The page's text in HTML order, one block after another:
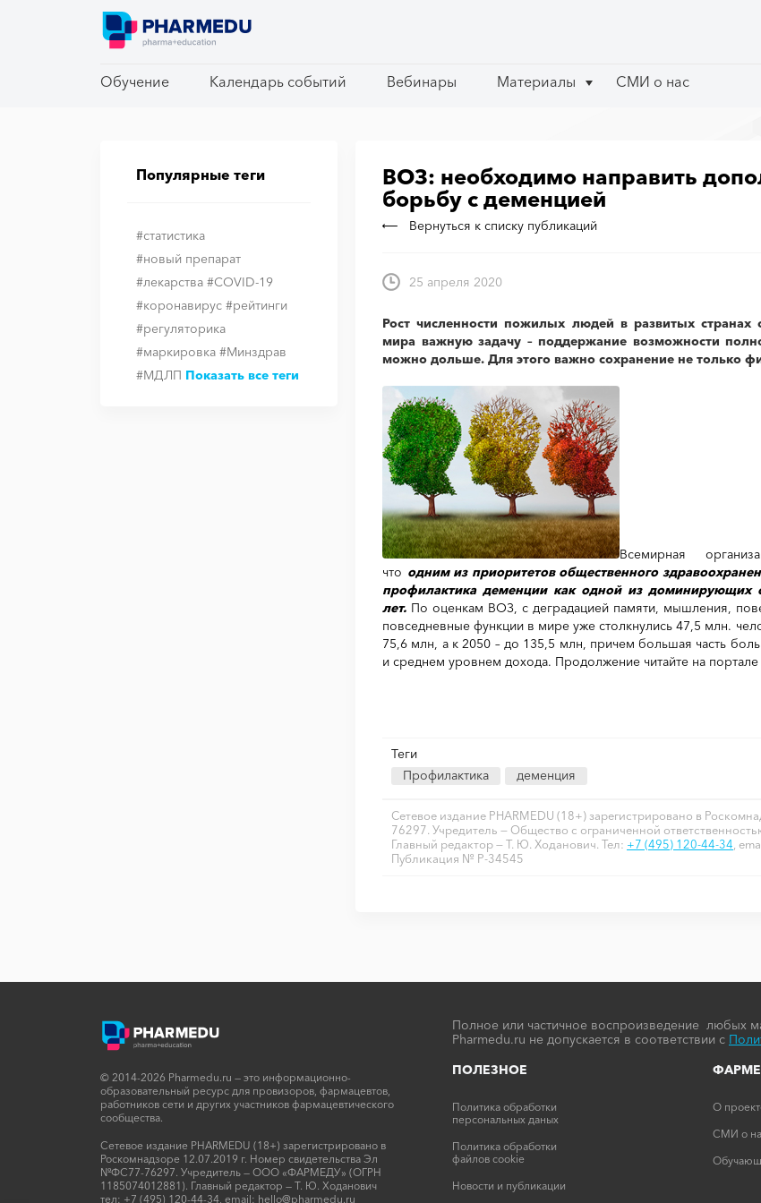
Обучение Календарь событий Вебинары Материалы СМИ о нас
Обучение Календарь событий Вебинары Материалы СМИ о нас
Популярные теги
#статистика
#новый препарат
#лекарства #COVID-19
#коронавирус #рейтинги
#регуляторика
#маркировка #Минздрав
#МДЛП Показать все теги
ВОЗ: необходимо направить
борьбу с деменцией
Вернуться к списку публикаций
25 апреля 2020
Рост численности пожилых людей в развитых странах
мира важную задачу – поддержание возможности
можно дольше. Для этого важно сохранение не только
Всемирная
что одним из приоритетов общественного
профилактика деменции как одной из
лет. По оценкам ВОЗ, с деградацией памяти, мышления,
повседневные функции в мире уже столкнулись 47,5 млн.
75,6 млн, а к 2050 – до 135,5 млн, причем большая часть
и среднем уровнем дохода. Продолжение читайте на портале
Теги
Профилактика
деменция
Сетевое издание PHARMEDU (18+) зарегистрировано в
76297. Учредитель — Общество с ограниченной
Главный редактор — Т. Ю. Ходанович. Тел: +7 (495) 120-44-34 ,
Публикация № P-34545
© 2014-2026 Pharmedu.ru — это информационно-
образовательный ресурс для провизоров, фармацевтов,
работников сети и других участников фармацевтического
сообщества.
Сетевое издание PHARMEDU (18+) зарегистрировано в
Роскомнадзоре 12.07.2019 г. Номер свидетельства Эл
№ФС77-76297. Учредитель — ООО «ФАРМЕДУ» (ОГРН
1185074012881). Главный редактор — Т. Ю. Ходанович
тел: +7 (495) 120-44-34, email: hello@pharmedu.ru
Полное или частичное воспроизведение любых
Pharmedu.ru не допускается в соответствии с
ПОЛЕЗНОЕ
Политика обработки
персональных даных
Политика обработки
файлов cookie
Новости и публикации
О
СМИ о